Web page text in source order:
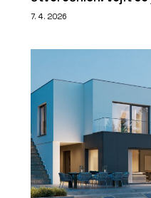
7. 4. 2026